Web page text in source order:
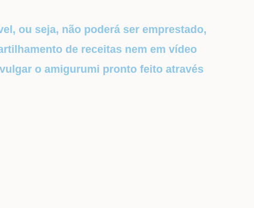
ou seja, não poderá ser emprestado,
de receitas nem em vídeo
o amigurumi pronto feito através